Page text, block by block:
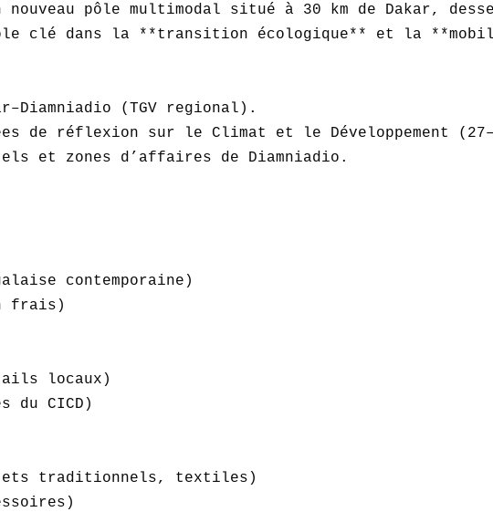
nouveau pôle multimodal situé à 30 km de Dakar,
clé dans la **transition écologique** et la
(TGV regional).
de réflexion sur le Climat et le Développement
et zones d’affaires de Diamniadio.
contemporaine)
frais)
locaux)
du CICD)
traditionnels, textiles)